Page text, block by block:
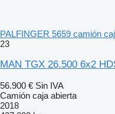
PALFINGER 5659 camión
23
MAN TGX 26.500 6x2
56.900 € Sin IVA
Camión caja abierta
2018